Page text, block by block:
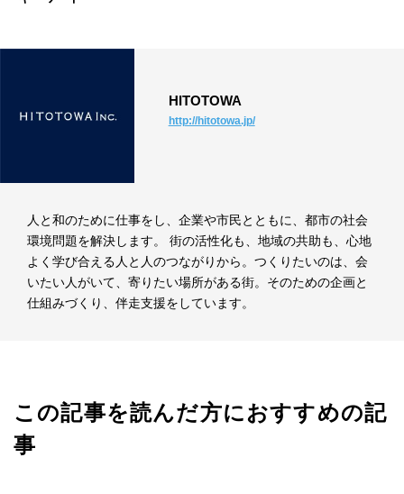
HITOTOWA
http://hitotowa.jp/
人と和のために仕事をし、企業や市民とともに、都市の社会
環境問題を解決します。 街の活性化も、地域の共助も、心地
よく学び合える人と人のつながりから。つくりたいのは、会
いたい人がいて、寄りたい場所がある街。そのための企画と
仕組みづくり、伴走支援をしています。
この記事を読んだ方におすすめの記
事